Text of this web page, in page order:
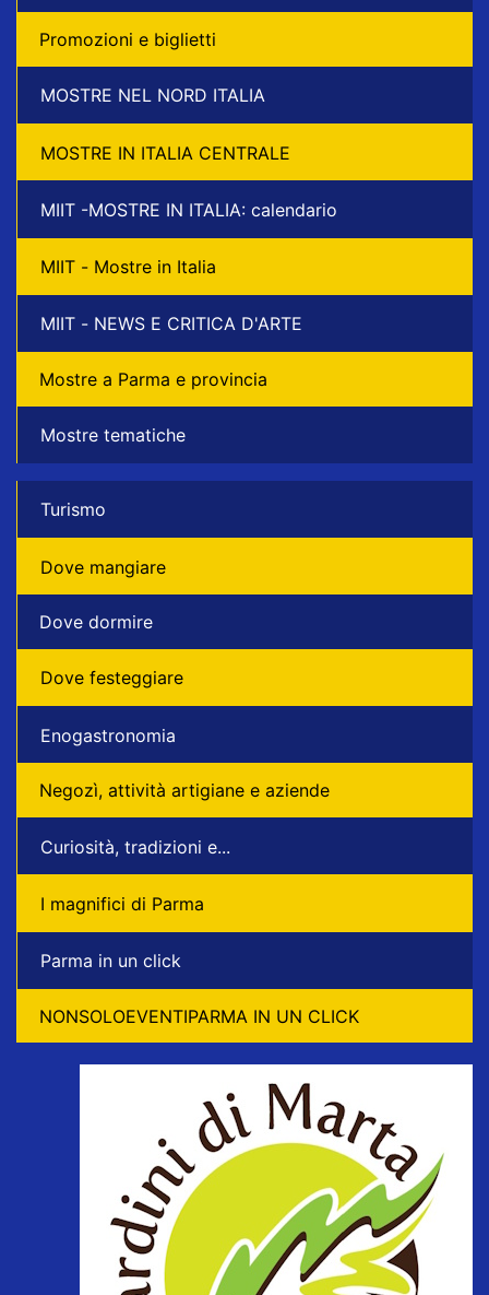
Promozioni e biglietti
MOSTRE NEL NORD ITALIA
MOSTRE IN ITALIA CENTRALE
MIIT -MOSTRE IN ITALIA: calendario
MIIT - Mostre in Italia
MIIT - NEWS E CRITICA D'ARTE
Mostre a Parma e provincia
Mostre tematiche
Turismo
Dove mangiare
Dove dormire
Dove festeggiare
Enogastronomia
Negozì, attività artigiane e aziende
Curiosità, tradizioni e...
I magnifici di Parma
Parma in un click
NONSOLOEVENTIPARMA IN UN CLICK